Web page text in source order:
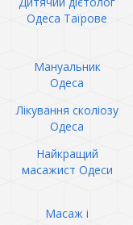
Одеса Таїрове
Мануальник
Одеса
Лікування сколіозу
Одеса
Найкращий
масажист Одеси
Масаж і